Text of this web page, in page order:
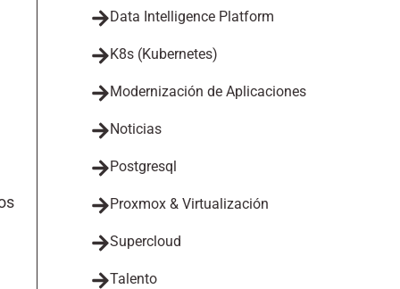
Data Intelligence Platform
K8s (Kubernetes)
Modernización de Aplicaciones
Noticias
Postgresql
Proxmox & Virtualización
Supercloud
Talento